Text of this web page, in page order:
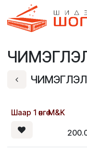
Skip to Content
Шаар 1 өнгө M&K